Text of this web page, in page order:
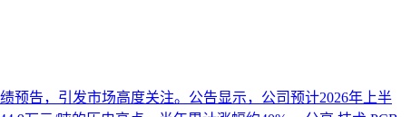
预告，引发市场高度关注。公告显示，公司预计2026年上半